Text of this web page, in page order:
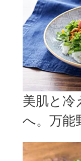
美肌と冷
へ。万能
使ったレ